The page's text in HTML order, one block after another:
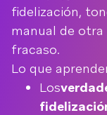
fidelización,
manual de otra
fracaso.
Lo que
Los